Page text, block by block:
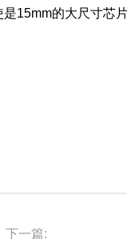
15mm的大尺寸芯
下一篇: